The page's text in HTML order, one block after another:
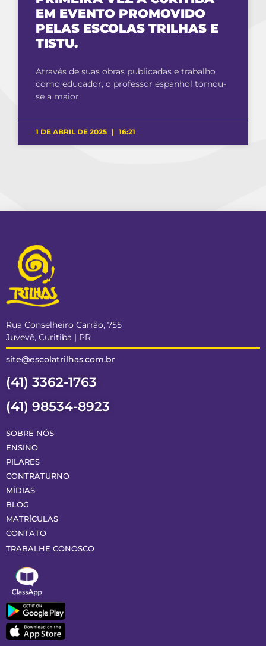
EM EVENTO PROMOVIDO
PELAS ESCOLAS TRILHAS E
TISTU.
Através de suas obras publicadas e trabalho
como educador, o professor espanhol tornou-
se a maior
1 DE ABRIL DE 2025 16:21
Rua Conselheiro Carrão, 755
Juvevê, Curitiba | PR
site@escolatrilhas.com.br
(41) 3362-1763
(41) 98534-8923
SOBRE NÓS
ENSINO
PILARES
CONTRATURNO
MÍDIAS
BLOG
MATRÍCULAS
CONTATO
TRABALHE CONOSCO